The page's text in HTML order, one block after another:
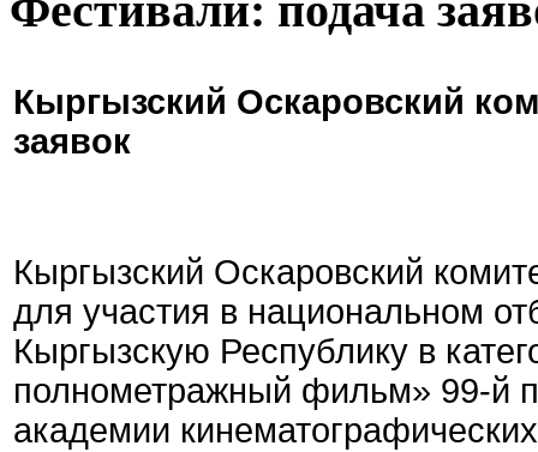
Кыргызский Оскаровский
заявок
Кыргызский Оскаровский
для участия в национальном
Кыргызскую Республику в
полнометражный фильм» 99-й
академии